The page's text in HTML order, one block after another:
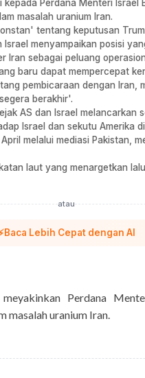
kepada Perdana Menteri Israel
masalah uranium Iran.
tentang keputusan
menyampaikan posisi
Iran sebagai peluang
baru dapat mempercepat
pembicaraan dengan Iran,
berakhir'.
AS dan Israel melancarkan
Israel dan sekutu Amerika
melalui mediasi Pakistan,
laut yang menargetkan
atau
Baca Lebih Cepat dengan AI
Perdana
masalah uranium Iran.